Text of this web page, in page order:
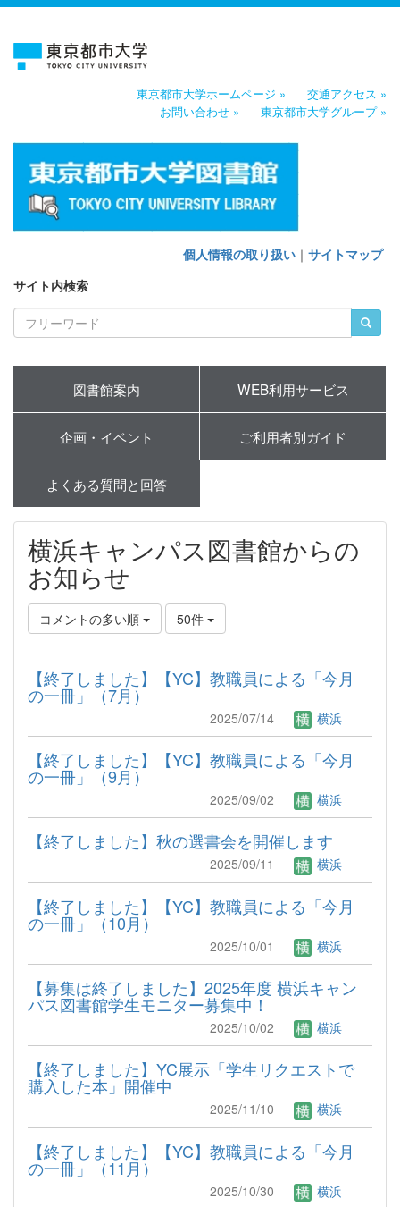
東京都市大学ホームページ »
交通アクセス »
お問い合わせ »
東京都市大学グループ »
個人情報の取り扱い ｜ サイトマップ
サイト内検索
図書館案内 WEB利用サービス
企画・イベント ご利用者別ガイド
よくある質問と回答
横浜キャンパス図書館からの
お知らせ
コメントの多い順 50件
【終了しました】【YC】教職員による「今月
の一冊」（7月）
2025/07/14 横浜
【終了しました】【YC】教職員による「今月
の一冊」（9月）
2025/09/02 横浜
【終了しました】秋の選書会を開催します
2025/09/11 横浜
【終了しました】【YC】教職員による「今月
の一冊」（10月）
2025/10/01 横浜
【募集は終了しました】2025年度 横浜キャン
パス図書館学生モニター募集中！
2025/10/02 横浜
【終了しました】YC展示「学生リクエストで
購入した本」開催中
2025/11/10 横浜
【終了しました】【YC】教職員による「今月
の一冊」（11月）
2025/10/30 横浜